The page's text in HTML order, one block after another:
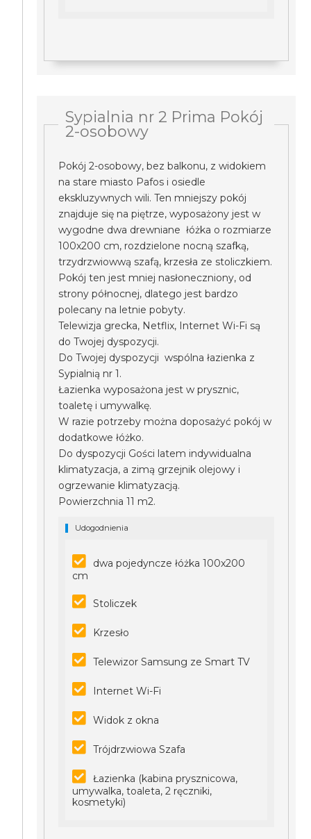
Sypialnia nr 2 Prima Pokój
2-osobowy
Pokój 2-osobowy, bez balkonu, z widokiem
na stare miasto Pafos i osiedle
ekskluzywnych wili. Ten mniejszy pokój
znajduje się na piętrze, wyposażony jest w
wygodne dwa drewniane łóżka o rozmiarze
100x200 cm, rozdzielone nocną szafką,
trzydrzwiowwą szafą, krzesła ze stoliczkiem.
Pokój ten jest mniej nasłoneczniony, od
strony północnej, dlatego jest bardzo
polecany na letnie pobyty.
Telewizja grecka, Netflix, Internet Wi-Fi są
do Twojej dyspozycji.
Do Twojej dyspozycji wspólna łazienka z
Sypialnią nr 1.
Łazienka wyposażona jest w prysznic,
toaletę i umywalkę.
W razie potrzeby można doposażyć pokój w
dodatkowe łóżko.
Do dyspozycji Gości latem indywidualna
klimatyzacja, a zimą grzejnik olejowy i
ogrzewanie klimatyzacją.
Powierzchnia 11 m2.
Udogodnienia
dwa pojedyncze łóżka 100x200
cm
Stoliczek
Krzesło
Telewizor Samsung ze Smart TV
Internet Wi-Fi
Widok z okna
Trójdrzwiowa Szafa
Łazienka (kabina prysznicowa,
umywalka, toaleta, 2 ręczniki,
kosmetyki)